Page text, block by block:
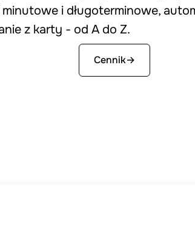
i długoterminowe,
z karty - od A do Z.
Cennik→